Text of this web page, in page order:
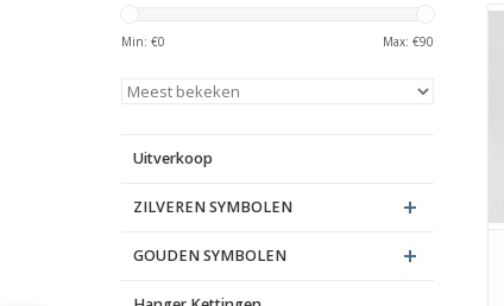
Min: €0 Max: €90
Uitverkoop
ZILVEREN SYMBOLEN
GOUDEN SYMBOLEN